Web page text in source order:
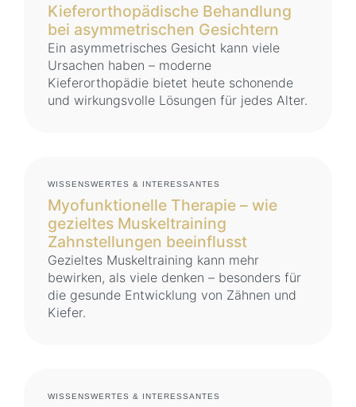
Kieferorthopädische Behandlung
bei asymmetrischen Gesichtern
Ein asymmetrisches Gesicht kann viele
Ursachen haben – moderne
Kieferorthopädie bietet heute schonende
und wirkungsvolle Lösungen für jedes Alter.
WISSENSWERTES & INTERESSANTES
Myofunktionelle Therapie – wie
gezieltes Muskeltraining
Zahnstellungen beeinflusst
Gezieltes Muskeltraining kann mehr
bewirken, als viele denken – besonders für
die gesunde Entwicklung von Zähnen und
Kiefer.
WISSENSWERTES & INTERESSANTES